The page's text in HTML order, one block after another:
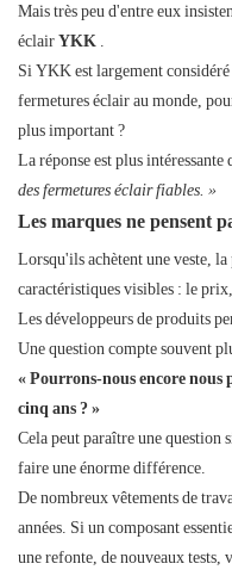
Mais très peu d'entre eux
éclairYKK .
Si YKK est largement
fermetures éclair au monde,
plus important ?
La réponse est plus
des fermetures éclair fiables. »
Les marques ne pensent
Lorsqu'ils achètent une veste,
caractéristiques visibles : le
Les développeurs de produits
Une question compte souvent
« Pourrons-nous encore nous
cinq ans ? »
Cela peut paraître une question
faire une énorme différence.
De nombreux vêtements de
années. Si un composant
une refonte, de nouveaux tests,